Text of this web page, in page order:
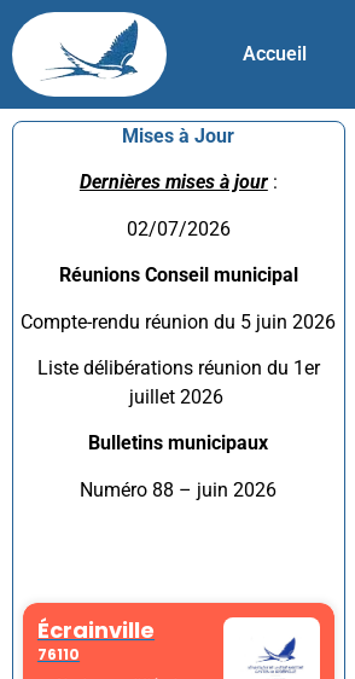
Accueil
Mises à Jour
Dernières mises à jour:
02/07/2026
Réunions Conseil municipal
Compte-rendu réunion du 5 juin 2026
Liste délibérations réunion du 1er
juillet 2026
Bulletins municipaux
Numéro 88 – juin 2026